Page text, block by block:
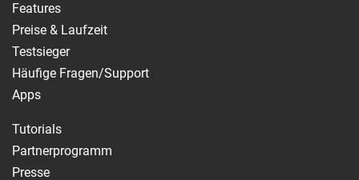
Features
Preise & Laufzeit
Testsieger
Häufige Fragen/Support
Apps
Tutorials
Partnerprogramm
Presse